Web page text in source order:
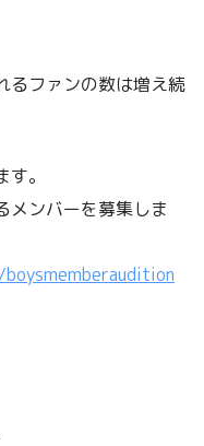
るファンの数は増え続
。
メンバーを募集しま